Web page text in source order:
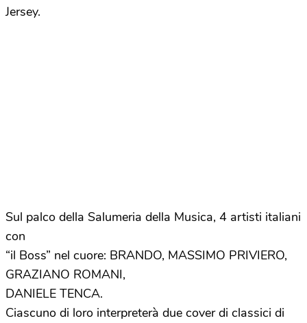
Jersey.
Sul palco della Salumeria della Musica, 4 artisti italiani
con
“il Boss” nel cuore: BRANDO, MASSIMO PRIVIERO,
GRAZIANO ROMANI,
DANIELE TENCA.
Ciascuno di loro interpreterà due cover di classici di